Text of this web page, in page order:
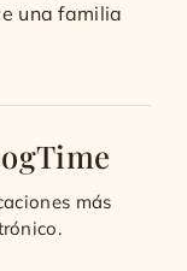
una familia
más